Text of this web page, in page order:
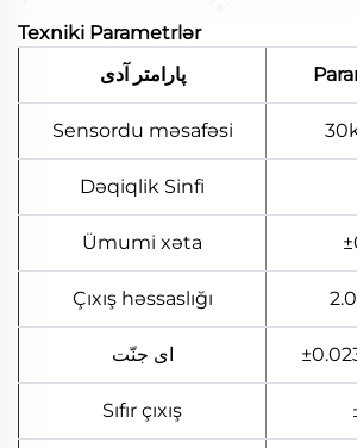
Texniki Parametrlər
پارامتر آدی
Sensordu məsafəsi
Dəqiqlik Sinfi
Ümumi xəta
Çıxış həssaslığı
ای جنّت
Sıfır çıxış